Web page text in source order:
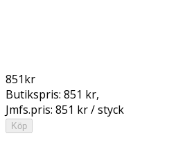
851kr
Butikspris: 851 kr,
Jmfs.pris: 851 kr / styck
Köp